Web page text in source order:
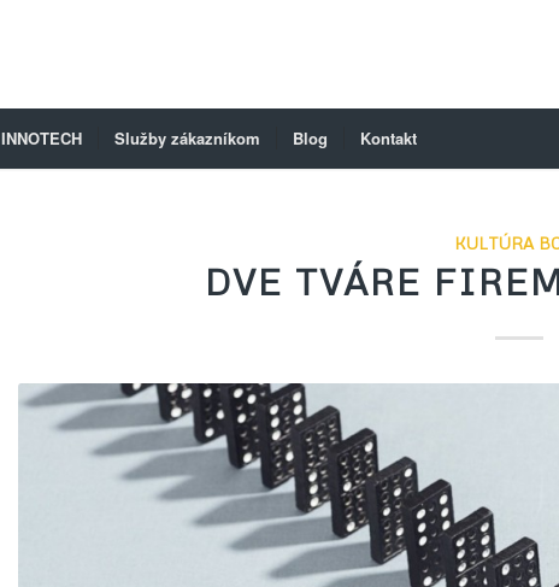
INNOTECH Služby zákazníkom Blog Kontakt
KULTÚRA
DVE TVÁRE